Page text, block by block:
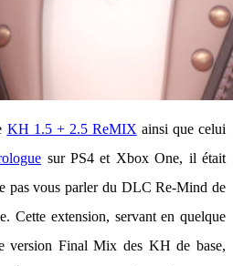
KH 1.5 + 2.5 ReMIX ainsi que celui
sur PS4 et Xbox One, il était
pas vous parler du DLC Re-Mind de
Cette extension, servant en quelque
version Final Mix des KH de base,